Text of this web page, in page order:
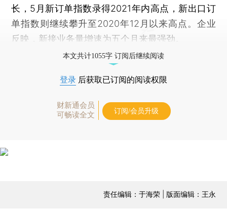
长，5月新订单指数录得2021年内高点，新出口订
单指数则继续攀升至2020年12月以来高点。企业
反映，新接业务量增速为五个月来最强劲。
本文共计1055字 订阅后继续阅读
登录 后获取已订阅的阅读权限
财新通会员
可畅读全文
订阅/会员升级
责任编辑：于海荣 | 版面编辑：王永